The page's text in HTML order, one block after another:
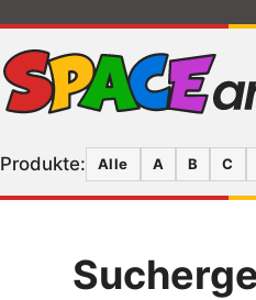
Produkte: Alle A B C